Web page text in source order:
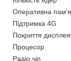
Оперативна
Підтримка 4G
Покриття дисплея
Процесор
Радіо чіп